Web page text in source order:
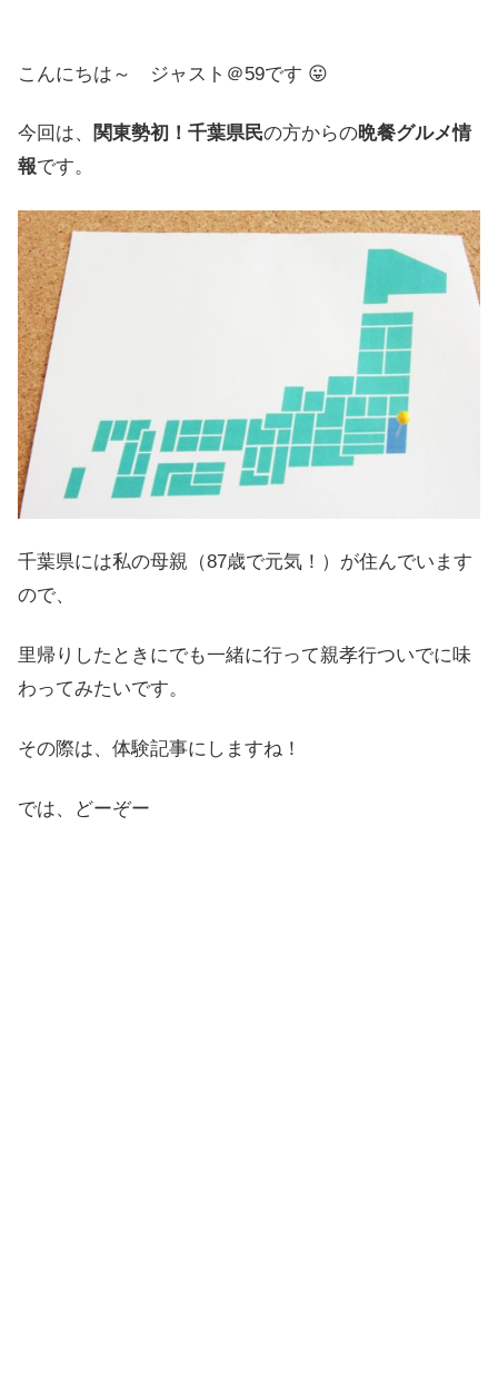
こんにちは～ ジャスト＠59です 😛
今回は、 関東勢初！千葉県民の方からの晩餐グルメ情
報です。
千葉県には私の母親（87歳で元気！）が住んでいます
ので、
里帰りしたときにでも一緒に行って親孝行ついでに味
わってみたいです。
その際は、体験記事にしますね！
では、どーぞー